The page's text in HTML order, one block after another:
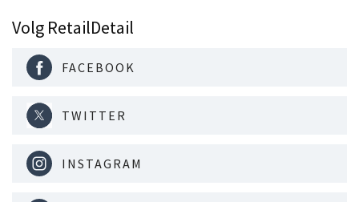
Volg RetailDetail
FACEBOOK
TWITTER
INSTAGRAM